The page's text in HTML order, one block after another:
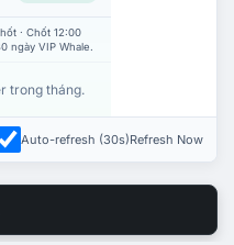
· Chốt 12:00
ngày VIP Whale.
trong tháng.
Auto-refresh (30s)Refresh Now